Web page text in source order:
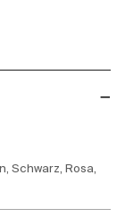
Schwarz, Rosa,